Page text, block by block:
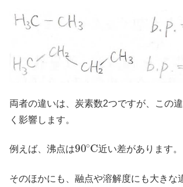
両者の違いは、炭素数2つですが、この
く影響します。
例えば、沸点は
90∘C
近い差があります。
そのほかにも、融点や溶解度にも大きな